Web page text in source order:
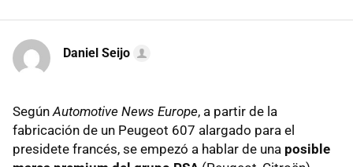
Daniel Seijo
SegúnAutomotive News Europe, a partir de la
fabricación de un Peugeot 607 alargado para el
presidete francés, se empezó a hablar de una posible